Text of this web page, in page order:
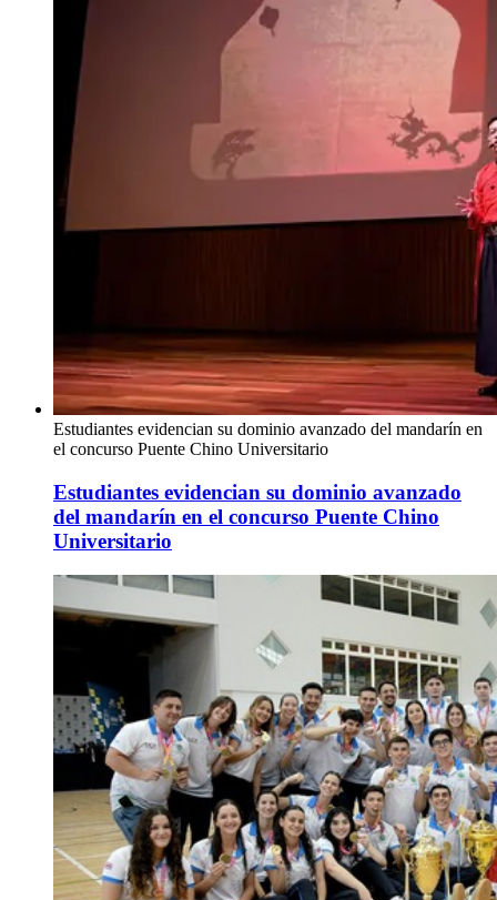
Estudiantes evidencian su dominio avanzado del mandarín en
el concurso Puente Chino Universitario
Estudiantes evidencian su dominio avanzado
del mandarín en el concurso Puente Chino
Universitario